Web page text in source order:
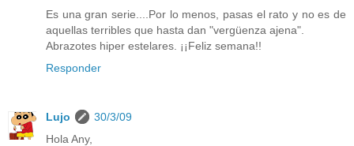
Es una gran serie....Por lo menos, pasas el rato y no es de
aquellas terribles que hasta dan "vergüenza ajena".
Abrazotes hiper estelares. ¡¡Feliz semana!!
Responder
Lujo
30/3/09
Hola Any,